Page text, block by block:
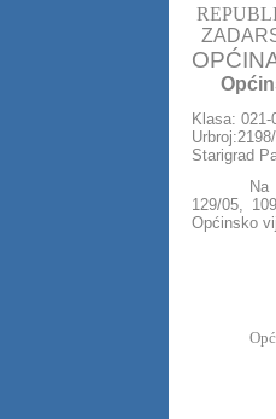
Klasa: 021-
Starigrad
129/05,
Općinsko
-